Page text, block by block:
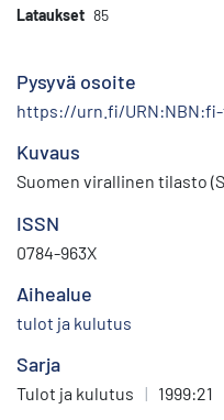
Lataukset 85
Pysyvä osoite
https://urn.fi/URN:NBN:fi-
Kuvaus
Suomen virallinen tilasto
ISSN
0784-963X
Aihealue
tulot ja kulutus
Sarja
Tulot ja kulutus | 1999:21